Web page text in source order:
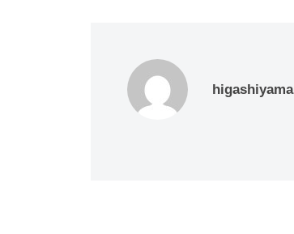
higashiyama